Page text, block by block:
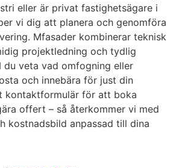
eller är privat fastighetsägare i
vi dig att planera och genomföra
Mfasader kombinerar teknisk
projektledning och tydlig
du veta vad omfogning eller
och innebära för just din
kontaktformulär för att boka
offert – så återkommer vi med
kostnadsbild anpassad till dina